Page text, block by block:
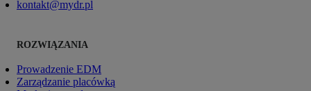
kontakt@mydr.pl
ROZWIĄZANIA
Prowadzenie EDM
Zarządzanie placówką